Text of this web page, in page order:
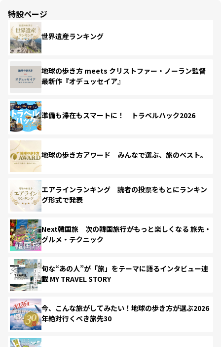
特設ページ
世界遺産ランキング
地球の歩き方 meets クリストファー・ノーラン監督
最新作『オデュッセイア』
準備も滞在もスマートに！ トラベルハック2026
地球の歩き方アワード みんなで選ぶ、旅のベスト。
エアラインランキング 読者の投票をもとにランキン
グ形式で発表
Next韓国旅 次の韓国旅行がもっと楽しくなる 旅先・
グルメ・テクニック
旬な“あの人”が「旅」をテーマに語るインタビュー連
載 MY TRAVEL STORY
今、こんな旅がしてみたい！地球の歩き方が選ぶ2026
年絶対行くべき旅先30